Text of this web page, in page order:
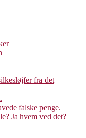
fra det
falske penge.
Ja hvem ved det?